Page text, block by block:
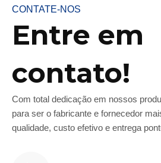
CONTATE-NOS
Entre em
contato!
Com total dedicação em nossos
para ser o fabricante e fornecedor
qualidade, custo efetivo e entrega